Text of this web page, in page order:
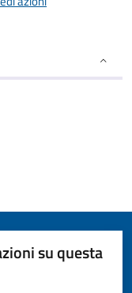
su questa